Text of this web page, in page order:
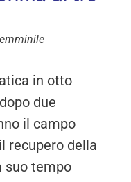
in otto
due
il campo
recupero della
suo tempo